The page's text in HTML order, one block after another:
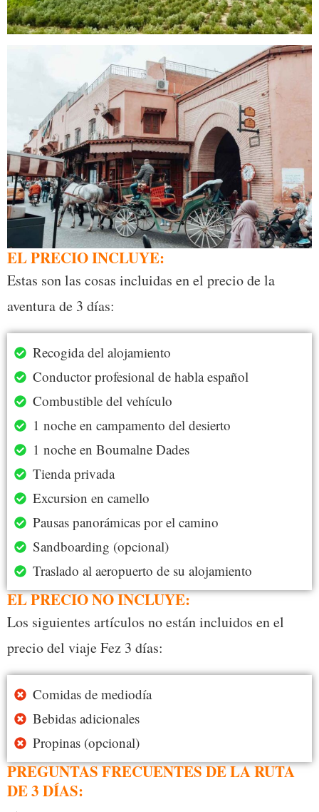
EL PRECIO INCLUYE:
Estas son las cosas incluidas en el precio de la
aventura de 3 días:
Recogida del alojamiento
Conductor profesional de habla español
Combustible del vehículo
1 noche en campamento del desierto
1 noche en Boumalne Dades
Tienda privada
Excursion en camello
Pausas panorámicas por el camino
Sandboarding (opcional)
Traslado al aeropuerto de su alojamiento
EL PRECIO NO INCLUYE:
Los siguientes artículos no están incluidos en el
precio del viaje Fez 3 días:
Comidas de mediodía
Bebidas adicionales
Propinas (opcional)
PREGUNTAS FRECUENTES DE LA RUTA
DE 3 DÍAS: